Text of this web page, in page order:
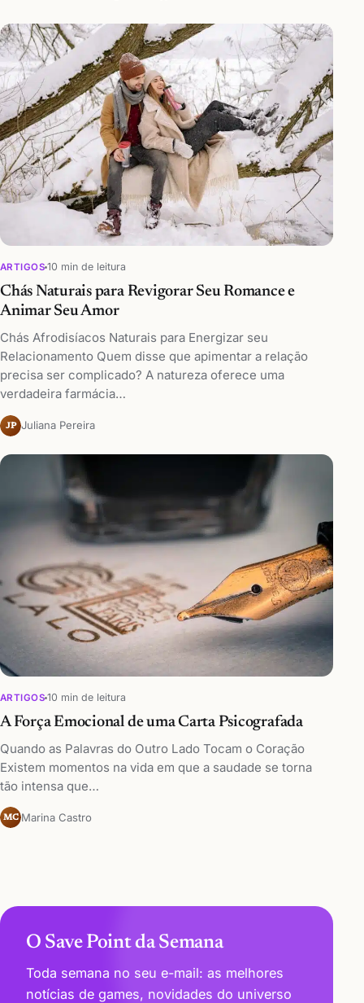
ARTIGOS 10 min de leitura
Chás Naturais para Revigorar Seu Romance e
Animar Seu Amor
Chás Afrodisíacos Naturais para Energizar seu
Relacionamento Quem disse que apimentar a relação
precisa ser complicado? A natureza oferece uma
verdadeira farmácia…
JP Juliana Pereira
ARTIGOS 10 min de leitura
A Força Emocional de uma Carta Psicografada
Quando as Palavras do Outro Lado Tocam o Coração
Existem momentos na vida em que a saudade se torna
tão intensa que…
MC Marina Castro
O Save Point da Semana
Toda semana no seu e-mail: as melhores
notícias de games, novidades do universo